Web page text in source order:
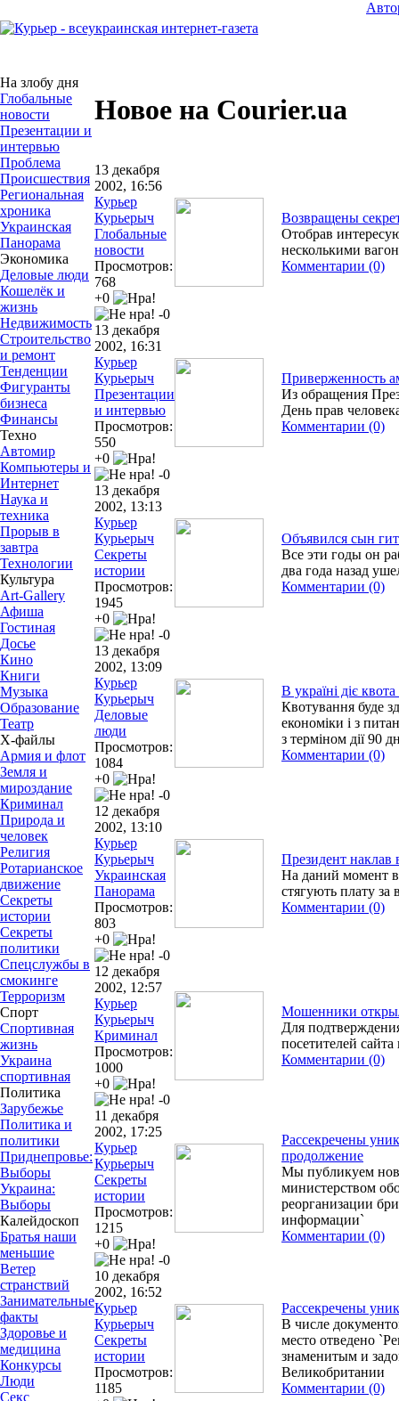
На злобу дня
Глобальные
новости
Презентации и
интервью
Проблема
Происшествия
Региональная
хроника
Украинская
Панорама
Экономика
Деловые люди
Кошелёк и
жизнь
Недвижимость
Строительство
и ремонт
Тенденции
Фигуранты
бизнеса
Финансы
Техно
Автомир
Компьютеры и
Интернет
Наука и
техника
Прорыв в
завтра
Технологии
Культура
Art-Gallery
Афиша
Гостиная
Досье
Кино
Книги
Музыка
Образование
Театр
Х-файлы
Армия и флот
Земля и
мироздание
Криминал
Природа и
человек
Религия
Ротарианское
движение
Секреты
истории
Секреты
политики
Спецслужбы в
смокинге
Терроризм
Спорт
Спортивная
жизнь
Украина
спортивная
Политика
Зарубежье
Политика и
политики
Приднепровье:
Выборы
Украина:
Выборы
Калейдоскоп
Братья наши
меньшие
Ветер
странствий
Занимательные
факты
Здоровье и
медицина
Конкурсы
Люди
Секс
Новое на Courier.ua
13 декабря
2002, 16:56
Курьер
Курьерыч
Глобальные
новости
Просмотров:
768
+0
-0
Возвращены
Отобрав
несколькими
Комментарии (0)
13 декабря
2002, 16:31
Курьер
Курьерыч
Презентации
и интервью
Просмотров:
550
+0
-0
Приверженность
Из обращения
День прав
Комментарии (0)
13 декабря
2002, 13:13
Курьер
Курьерыч
Секреты
истории
Просмотров:
1945
+0
-0
Объявился сын
Все эти годы он
два года назад
Комментарии (0)
13 декабря
2002, 13:09
Курьер
Курьерыч
Деловые
люди
Просмотров:
1084
+0
-0
В україні діє
Квотування буде
економіки і з
з терміном дії 90
Комментарии (0)
12 декабря
2002, 13:10
Курьер
Курьерыч
Украинская
Панорама
Просмотров:
803
+0
-0
Президент наклав
На даний момент
стягують плату за
Комментарии (0)
12 декабря
2002, 12:57
Курьер
Курьерыч
Криминал
Просмотров:
1000
+0
-0
Мошенники
Для
посетителей
Комментарии (0)
11 декабря
2002, 17:25
Курьер
Курьерыч
Секреты
истории
Просмотров:
1215
+0
-0
Рассекречены
продолжение
Мы публикуем
министерством
реорганизации
информации`
Комментарии (0)
10 декабря
2002, 16:52
Курьер
Курьерыч
Секреты
истории
Просмотров:
1185
Рассекречены
В числе
место отведено
знаменитым и
Великобритании
Комментарии (0)